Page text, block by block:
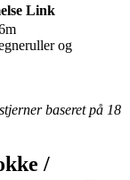
Link
og
baseret på 18
/